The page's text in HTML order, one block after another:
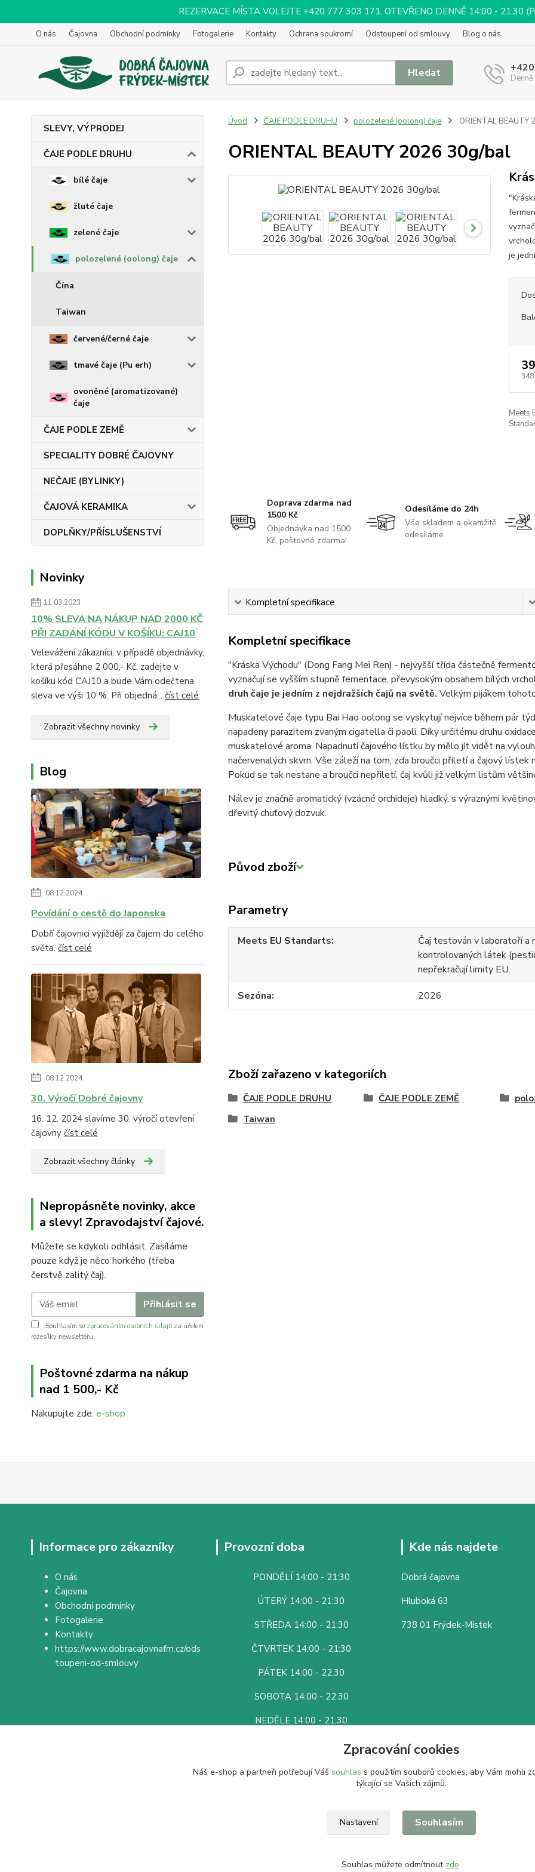
REZERVACE MÍSTA VOLEJTE +420 777 303 171. OTEVŘENO DENNĚ 14:00 - 21:30
O nás Čajovna Obchodní podmínky Fotogalerie Kontakty Ochrana soukromí Odstoupení od smlouvy Blog o nás
Hledat
SLEVY, VÝPRODEJ
ČAJE PODLE DRUHU
bílé čaje
žluté čaje
zelené čaje
polozelené (oolong) čaje
Čína
Taiwan
červené/černé čaje
tmavé čaje (Pu erh)
ovoněné (aromatizované)
čaje
ČAJE PODLE ZEMĚ
SPECIALITY DOBRÉ ČAJOVNY
NEČAJE (BYLINKY)
ČAJOVÁ KERAMIKA
DOPLŇKY/PŘÍSLUŠENSTVÍ
Novinky
11.03.2023
10% SLEVA NA NÁKUP NAD 2000 KČ
PŘI ZADÁNÍ KÓDU V KOŠÍKU: CAJ10
Velevážení zákazníci, v případě objednávky,
která přesáhne 2 000,- Kč, zadejte v
košíku kód CAJ10 a bude Vám odečtena
sleva ve výši 10 %. Při objedná... číst celé
Zobrazit všechny novinky
Blog
08.12.2024
Povídání o cestě do Japonska
Dobří čajovnici vyjíždějí za čajem do celého
světa. číst celé
08.12.2024
30. Výročí Dobré čajovny
16. 12. 2024 slavíme 30. výročí otevření
čajovny číst celé
Zobrazit všechny články
Nepropásněte novinky, akce
a slevy! Zpravodajství čajové.
Můžete se kdykoli odhlásit. Zasíláme
pouze když je něco horkého (třeba
čerstvě zalitý čaj).
Přihlásit se
Souhlasím se zpracováním osobních údajů za účelem
rozesílky newsletteru.
Poštovné zdarma na nákup
nad 1 500,- Kč
Nakupujte zde: e-shop
Úvod ČAJE PODLE DRUHU polozelené (oolong) čaje ORIENTAL
ORIENTAL BEAUTY 2026 30g/bal
je
348
Meets
Doprava zdarma nad
1500 Kč
Objednávka nad 1500
Kč, poštovné zdarma!
Odesíláme do 24h
Vše skladem a okamžitě
odesíláme.
Kompletní specifikace
Kompletní specifikace
"Kráska Východu" (Dong Fang Mei Ren) - nejvyšší třída částečně
vyznačují se vyšším stupně fementace, převysokým obsahem bílých
druh čaje je jedním z nejdražších čajů na světě. Velkým pijákem
Muskatelové čaje typu Bai Hao oolong se vyskytují nejvíce během pár
napadeny parazitem zvaným cigatella či paoli. Díky určitému druhu
muskatelové aroma. Napadnutí čajového lístku by mělo jít vidět na
načervenalých skvrn. Vše záleží na tom, zda broučci přiletí a čajový
Pokud se tak nestane a broučci nepřiletí, čaj kvůli již velkým listům
Nálev je značně aromatický (vzácné orchideje) hladký, s výraznými
dřevitý chuťový dozvuk.
Původ zboží
Parametry
Meets EU Standarts
Čaj testován v laboratoří a
kontrolovaných látek
nepřekračují limity EU.
Sezóna
2026
Zboží zařazeno v kategoriích
ČAJE PODLE DRUHU ČAJE PODLE ZEMĚ
Taiwan
Informace pro zákazníky
O nás
Čajovna
Obchodní podmínky
Fotogalerie
Kontakty
https://www.dobracajovnafm.cz/ods
toupeni-od-smlouvy
Provozní doba
PONDĚLÍ 14:00 - 21:30
ÚTERÝ 14:00 - 21:30
STŘEDA 14:00 - 21:30
ČTVRTEK 14:00 - 21:30
PÁTEK 14:00 - 22:30
SOBOTA 14:00 - 22:30
NEDĚLE 14:00 - 21:30
Kde nás najdete
Dobrá čajovna
Hluboká 63
738 01 Frýdek-Místek
Zpracování cookies
Náš e-shop a partneři potřebují Váš souhlas s použitím souborů cookies, aby Vám mohli
týkající se Vašich zájmů.
Nastavení Souhlasím
Souhlas můžete odmítnout zde.